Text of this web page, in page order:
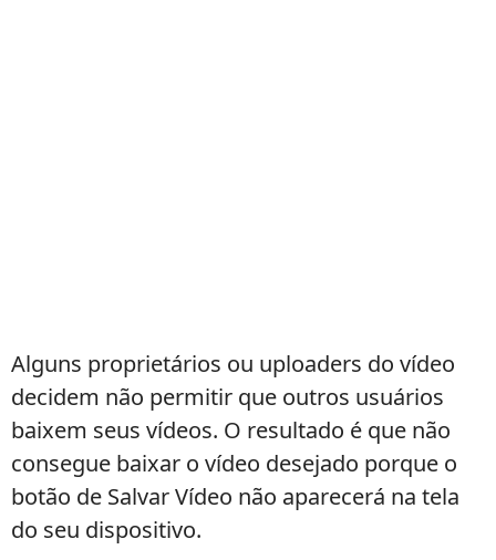
Alguns proprietários ou uploaders do vídeo
decidem não permitir que outros usuários
baixem seus vídeos. O resultado é que não
consegue baixar o vídeo desejado porque o
botão de Salvar Vídeo não aparecerá na tela
do seu dispositivo.